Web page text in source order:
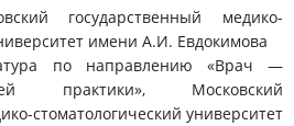
государственный медико-
имени А.И. Евдокимова
по направлению «Врач —
практики», Московский
стоматологический университет